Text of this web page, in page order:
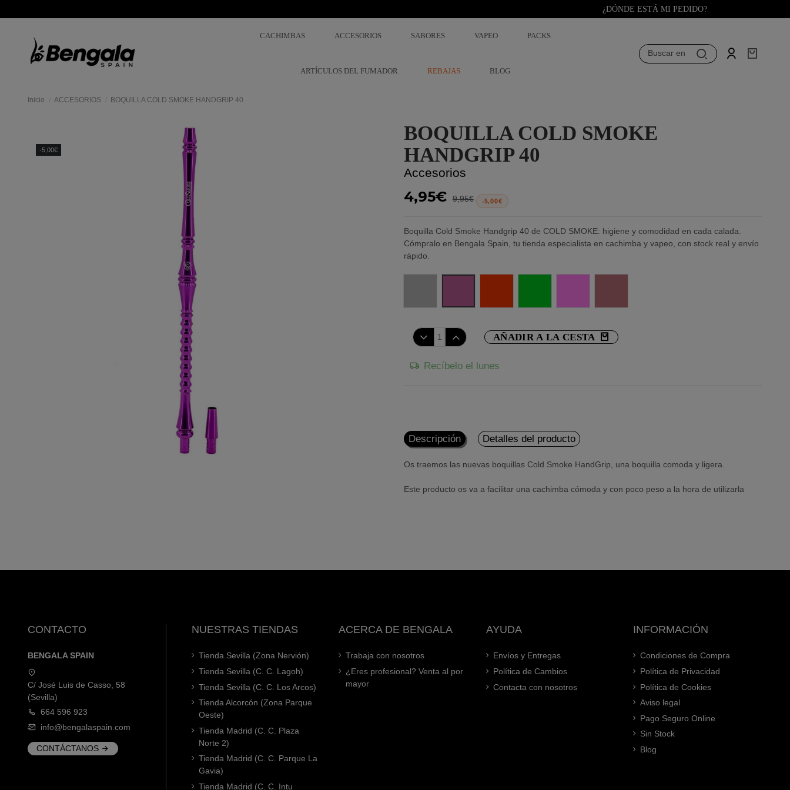
¿DÓNDE ESTÁ MI PEDIDO?
CACHIMBAS ACCESORIOS SABORES VAPEO PACKS
ARTÍCULOS DEL FUMADOR REBAJAS BLOG
Buscar en
Inicio ACCESORIOS BOQUILLA COLD SMOKE HANDGRIP 40
-5,00€
BOQUILLA COLD SMOKE
HANDGRIP 40
Accesorios
4,95€ 9,95€ -5,00€
Boquilla Cold Smoke Handgrip 40 de COLD SMOKE: higiene y comodidad en cada calada.
Cómpralo en Bengala Spain, tu tienda especialista en cachimba y vapeo, con stock real y envío
rápido.
AÑADIR A LA CESTA
Recíbelo el lunes
Descripción Detalles del producto
Os traemos las nuevas boquillas Cold Smoke HandGrip, una boquilla comoda y ligera.
Este producto os va a facilitar una cachimba cómoda y con poco peso a la hora de utilizarla
CONTACTO
BENGALA SPAIN
C/ José Luis de Casso, 58
(Sevilla)
664 596 923
info@bengalaspain.com
CONTÁCTANOS
NUESTRAS TIENDAS
Tienda Sevilla (Zona Nervión)
Tienda Sevilla (C. C. Lagoh)
Tienda Sevilla (C. C. Los Arcos)
Tienda Alcorcón (Zona Parque
Oeste)
Tienda Madrid (C. C. Plaza
Norte 2)
Tienda Madrid (C. C. Parque La
Gavia)
Tienda Madrid (C. C. Intu
ACERCA DE BENGALA
Trabaja con nosotros
¿Eres profesional? Venta al por
mayor
AYUDA
Envíos y Entregas
Política de Cambios
Contacta con nosotros
INFORMACIÓN
Condiciones de Compra
Política de Privacidad
Política de Cookies
Aviso legal
Pago Seguro Online
Sin Stock
Blog